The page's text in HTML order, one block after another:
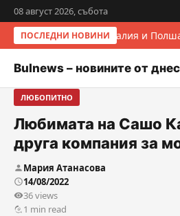
08 август 2026, събота
ПОСЛЕДНИ НОВИНИИталия и
Bulnews – новините от днес
ЛЮБОПИТНО
Любимата на Сашо
друга компания за
Мария Атанасова
14/08/2022
36 views
1 min read